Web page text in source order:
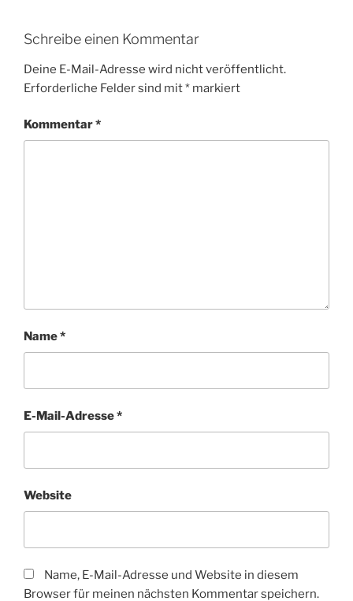
Schreibe einen Kommentar
Deine E-Mail-Adresse wird nicht veröffentlicht.
Erforderliche Felder sind mit* markiert
Kommentar*
Name*
E-Mail-Adresse*
Website
Name, E-Mail-Adresse und Website in diesem
Browser für meinen nächsten Kommentar speichern.